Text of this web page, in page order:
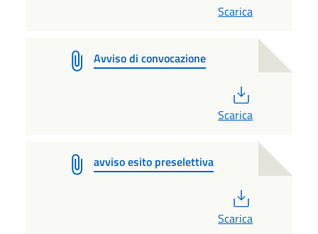
Scarica
Avviso di convocazione
Scarica
avviso esito preselettiva
Scarica